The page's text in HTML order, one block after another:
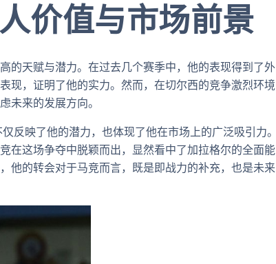
价值与市场前景
的天赋与潜力。在过去几个赛季中，他的表现得到了外
现，证明了他的实力。然而，在切尔西的竞争激烈环境
未来的发展方向。
反映了他的潜力，也体现了他在市场上的广泛吸引力。
在这场争夺中脱颖而出，显然看中了加拉格尔的全面能
他的转会对于马竞而言，既是即战力的补充，也是未来